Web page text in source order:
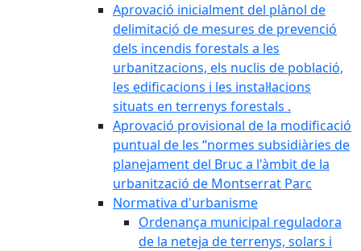
Aprovació inicialment del plànol de
delimitació de mesures de prevenció
dels incendis forestals a les
urbanitzacions, els nuclis de població,
les edificacions i les instal·lacions
situats en terrenys forestals .
Aprovació provisional de la modificació
puntual de les “normes subsidiàries de
planejament del Bruc a l'àmbit de la
urbanització de Montserrat Parc
Normativa d'urbanisme
Ordenança municipal reguladora
de la neteja de terrenys, solars i